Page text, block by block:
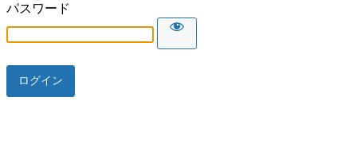
パスワード